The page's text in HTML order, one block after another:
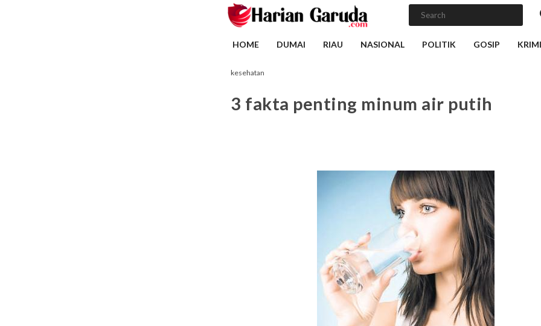
HOME DUMAI RIAU NASIONAL POLITIK GOSIP
kesehatan
3 fakta penting minum air putih